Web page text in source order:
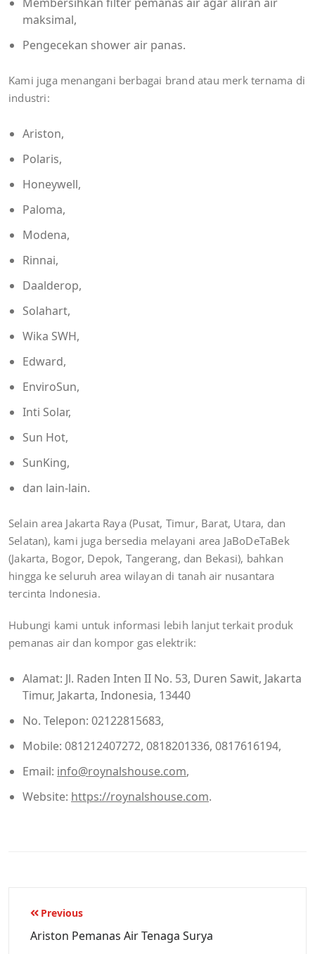
maksimal,
Pengecekan shower air panas.
Kami juga menangani berbagai brand atau merk ternama di
industri:
Ariston,
Polaris,
Honeywell,
Paloma,
Modena,
Rinnai,
Daalderop,
Solahart,
Wika SWH,
Edward,
EnviroSun,
Inti Solar,
Sun Hot,
SunKing,
dan lain-lain.
Selain area Jakarta Raya (Pusat, Timur, Barat, Utara, dan
Selatan), kami juga bersedia melayani area JaBoDeTaBek
(Jakarta, Bogor, Depok, Tangerang, dan Bekasi), bahkan
hingga ke seluruh area wilayan di tanah air nusantara
tercinta Indonesia.
Hubungi kami untuk informasi lebih lanjut terkait produk
pemanas air dan kompor gas elektrik:
Alamat: Jl. Raden Inten II No. 53, Duren Sawit, Jakarta
Timur, Jakarta, Indonesia, 13440
No. Telepon: 02122815683,
Mobile: 081212407272, 0818201336, 0817616194,
Email: info@roynalshouse.com,
Website: https://roynalshouse.com.
Post
navigation
Previous
Ariston Pemanas Air Tenaga Surya